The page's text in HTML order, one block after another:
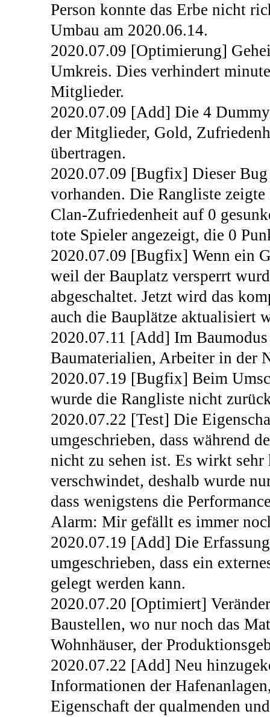
Person konnte das Erbe nicht
Umbau am 2020.06.14.
2020.07.09 [Optimierung]
Umkreis. Dies verhindert
Mitglieder.
2020.07.09 [Add] Die 4
der Mitglieder, Gold,
übertragen.
2020.07.09 [Bugfix] Dieser
vorhanden. Die Rangliste
Clan-Zufriedenheit auf 0
tote Spieler angezeigt, die 0
2020.07.09 [Bugfix] Wenn ein
weil der Bauplatz versperrt
abgeschaltet. Jetzt wird das
auch die Bauplätze aktualisiert
2020.07.11 [Add] Im
Baumaterialien, Arbeiter in der
2020.07.19 [Bugfix] Beim
wurde die Rangliste nicht
2020.07.22 [Test] Die
umgeschrieben, dass während
nicht zu sehen ist. Es wirkt
verschwindet, deshalb wurde
dass wenigstens die
Alarm: Mir gefällt es immer
2020.07.19 [Add] Die
umgeschrieben, dass ein
gelegt werden kann.
2020.07.20 [Optimiert]
Baustellen, wo nur noch das
Wohnhäuser, der
2020.07.22 [Add] Neu
Informationen der
Eigenschaft der qualmenden